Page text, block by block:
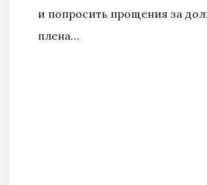
и попросить прощения за
плена…